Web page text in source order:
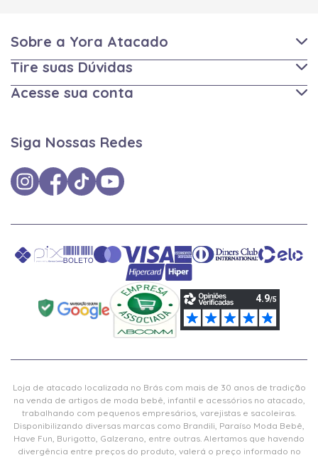
Sobre a Yora Atacado
Tire suas Dúvidas
Acesse sua conta
Siga Nossas Redes
Loja de atacado localizada no Brás com mais de 30 anos de tradição
na venda de artigos de moda bebê, infantil e acessórios no atacado,
trabalhando com pequenos empresários, varejistas e sacoleiras.
Disponibilizando diversas marcas como Brandili, Paraíso Moda Bebê,
Have Fun, Burigotto, Galzerano, entre outras. Alertamos que havendo
divergência entre preços do produto, valerá o preço informado no